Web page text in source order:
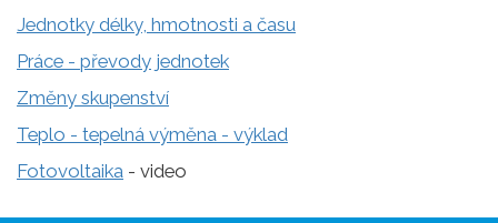
Jednotky délky, hmotnosti a času
Práce - převody jednotek
Změny skupenství
Teplo - tepelná výměna - výklad
Fotovoltaika - video